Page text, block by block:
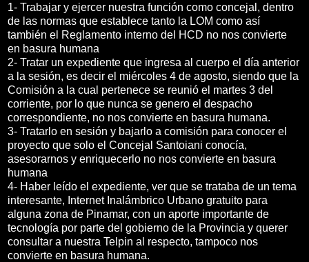
1- Trabajar y ejercer nuestra función como concejal, dentro
de las normas que establece tanto la LOM como así
también el Reglamento interno del HCD no nos convierte
en basura humana
2- Tratar un expediente que ingresa al cuerpo el día anterior
a la sesión, es decir el miércoles 4 de agosto, siendo que la
Comisión a la cual pertenece se reunió el martes 3 del
corriente, por lo que nunca se genero el despacho
correspondiente, no nos convierte en basura humana.
3- Tratarlo en sesión y bajarlo a comisión para conocer el
proyecto que solo el Concejal Santoiani conocía,
asesorarnos y enriquecerlo no nos convierte en basura
humana
4- Haber leído el expediente, ver que se trataba de un tema
interesante, Internet Inalámbrico Urbano gratuito para
alguna zona de Pinamar, con un aporte importante de
tecnología por parte del gobierno de la Provincia y querer
consultar a nuestra Telpin al respecto, tampoco nos
convierte en basura humana.